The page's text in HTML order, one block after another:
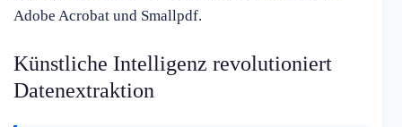
Adobe Acrobat und Smallpdf.
Künstliche Intelligenz revolutioniert
Datenextraktion